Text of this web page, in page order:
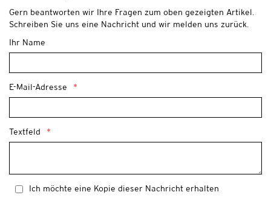
Gern beantworten wir Ihre Fragen zum oben gezeigten Artikel.
Schreiben Sie uns eine Nachricht und wir melden uns zurück.
Ihr Name
E-Mail-Adresse
Textfeld
Ich möchte eine Kopie dieser Nachricht erhalten